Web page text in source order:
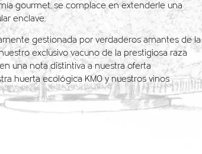
gourmet, se complace en extenderle una
enclave.
gestionada por verdaderos amantes de la
exclusivo vacuno de la prestigiosa raza
una nota distintiva a nuestra oferta
huerta ecológica KM0 y nuestros vinos